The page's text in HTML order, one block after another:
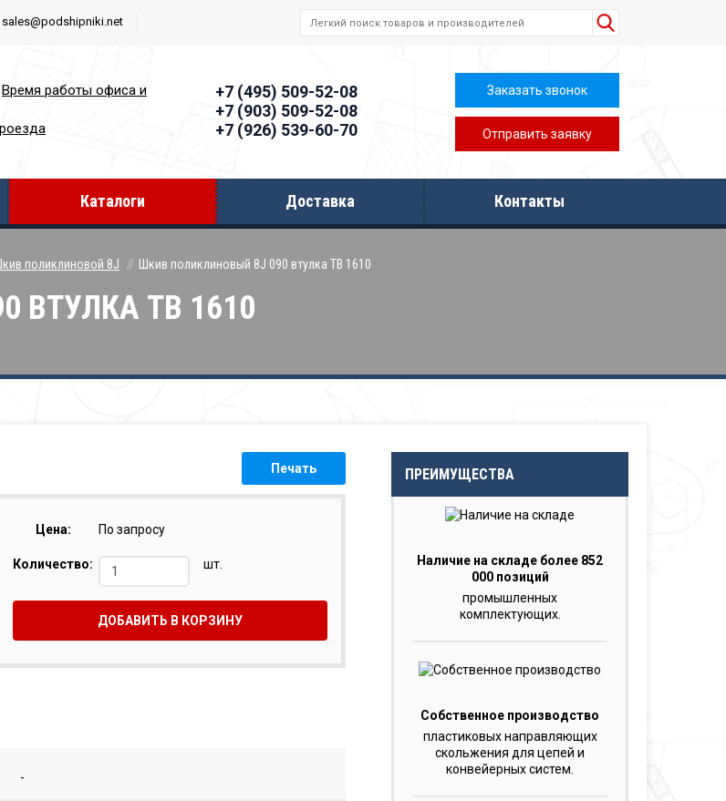
sales@podshipniki.net
Время работы офиcа и
+7 (495) 509-52-08
+7 (903) 509-52-08
+7 (926) 539-60-70
Заказать звонок
Отправить заявку
Каталоги Доставка Контакты
Шкив поликлиновой 8J Шкив поликлиновый 8J 090 втулка ТВ 1610
ВТУЛКА ТВ 1610
Печать
Цена: По запросу
Количество: шт.
ДОБАВИТЬ В КОРЗИНУ
-
ПРЕИМУЩЕСТВА
Наличие на складе более 852
000 позиций
промышленных
комплектующих.
Собственное производство
пластиковых направляющих
скольжения для цепей и
конвейерных систем.